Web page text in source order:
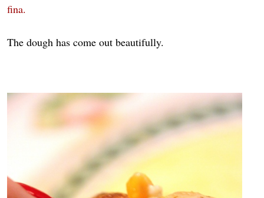
fina.
The dough has come out beautifully.